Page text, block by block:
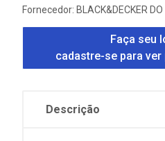
Fornecedor: BLACK&DECKER
Faça seu
cadastre-se para
Descrição